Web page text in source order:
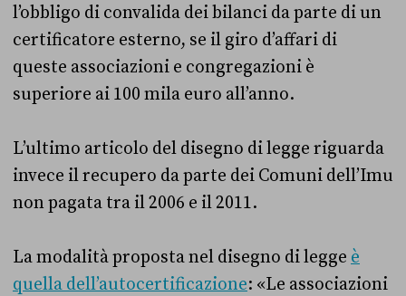
l’obbligo di convalida dei bilanci da parte di un
certificatore esterno, se il giro d’affari di
queste associazioni e congregazioni è
superiore ai 100 mila euro all’anno.
L’ultimo articolo del disegno di legge riguarda
invece il recupero da parte dei Comuni dell’Imu
non pagata tra il 2006 e il 2011.
La modalità proposta nel disegno di legge è
quella dell’autocertificazione: «Le associazioni